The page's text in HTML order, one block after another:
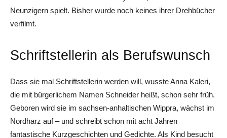
Neunzigern spielt. Bisher wurde noch keines ihrer Drehbücher
verfilmt.
Schriftstellerin als Berufswunsch
Dass sie mal Schriftstellerin werden will, wusste Anna Kaleri,
die mit bürgerlichem Namen Schneider heißt, schon sehr früh.
Geboren wird sie im ­sachsen-anhaltischen Wippra, wächst im
Nordharz auf – und schreibt schon mit acht Jahren
fantastische Kurzgeschichten und Gedichte. Als Kind besucht